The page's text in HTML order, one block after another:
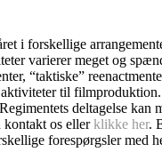
i forskellige
varierer meget og
“taktiske”
aktiviteter til
deltagelse kan
kontakt os ellerklikke her.
forespørgsler med